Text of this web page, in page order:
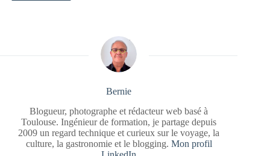
Bernie
Blogueur, photographe et rédacteur web basé à
Toulouse. Ingénieur de formation, je partage depuis
2009 un regard technique et curieux sur le voyage, la
culture, la gastronomie et le blogging. Mon profil